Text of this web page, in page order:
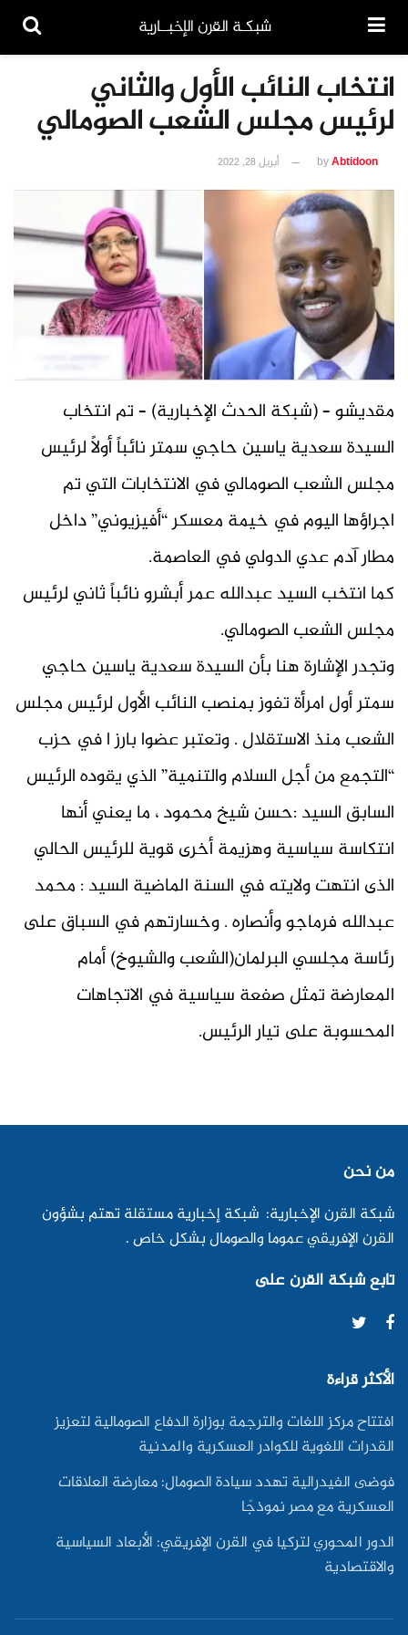
شبكـة القرن الإخبــارية
انتخاب النائب الأول والثاني
لرئيس مجلس الشعب الصومالي
byAbtidoon أبريل 28, 2022
مقديشو – (شبكة الحدث الإخبارية) – تم انتخاب
السيدة سعدية ياسين حاجي سمتر نائباً أولاً لرئيس
مجلس الشعب الصومالي في الانتخابات التي تم
اجراؤها اليوم في خيمة معسكر “أفيزيوني” داخل
مطار آدم عدي الدولي في العاصمة.
كما انتخب السيد عبدالله عمر أبشرو نائباً ثاني لرئيس
مجلس الشعب الصومالي.
وتجدر الإشارة هنا بأن السيدة سعدية ياسين حاجي
سمتر أول امرأة تفوز بمنصب النائب الأول لرئيس مجلس
الشعب منذ الاستقلال . وتعتبر عضوا بارز ا في حزب
“التجمع من أجل السلام والتنمية” الذي يقوده الرئيس
السابق السيد :حسن شيخ محمود ، ما يعني أنها
انتكاسة سياسية وهزيمة أخرى قوية للرئيس الحالي
الذى انتهت ولايته في السنة الماضية السيد : محمد
عبدالله فرماجو وأنصاره . وخسارتهم في السباق على
رئاسة مجلسي البرلمان(الشعب والشيوخ) أمام
المعارضة تمثل صفعة سياسية في الاتجاهات
المحسوبة على تيار الرئيس.
من نحن
شبكة القرن الإخبارية: شبكة إخبارية مستقلة تهتم بشؤون
القرن الإفريقي عموما والصومال بشكل خاص .
تابع شبكة القرن على
الأكثر قراءة
افتتاح مركز اللغات والترجمة بوزارة الدفاع الصومالية لتعزيز
القدرات اللغوية للكوادر العسكرية والمدنية
فوضى الفيدرالية تهدد سيادة الصومال: معارضة العلاقات
العسكرية مع مصر نموذجًا
الدور المحوري لتركيا في القرن الإفريقي: الأبعاد السياسية
والاقتصادية